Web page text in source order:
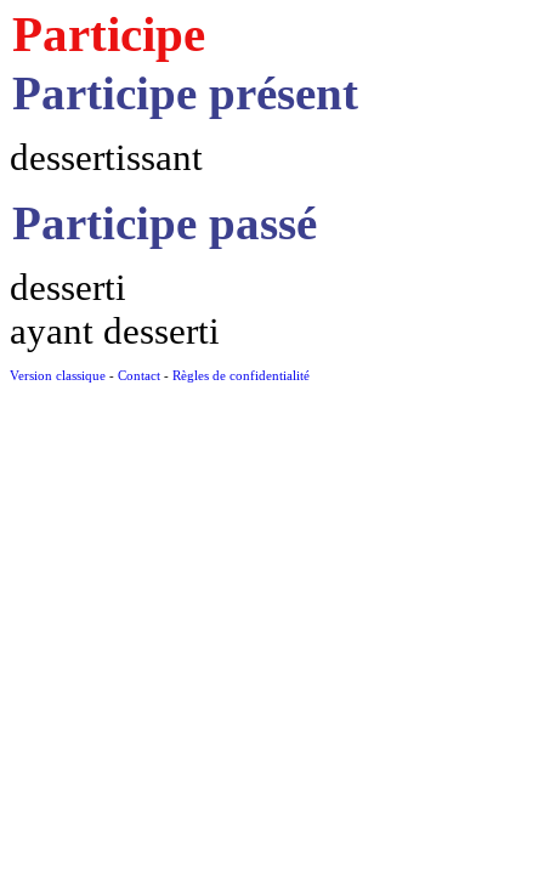
Participe
Participe présent
dessertissant
Participe passé
desserti
ayant desserti
Version classique - Contact - Règles de confidentialité